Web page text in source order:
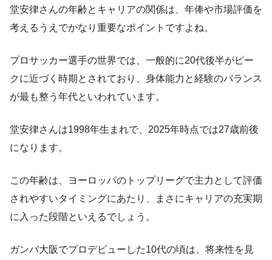
堂安律さんの年齢とキャリアの関係は、年俸や市場評価を
考えるうえでかなり重要なポイントですよね。
プロサッカー選手の世界では、一般的に20代後半がピー
クに近づく時期とされており、身体能力と経験のバランス
が最も整う年代といわれています。
堂安律さんは1998年生まれで、2025年時点では27歳前後
になります。
この年齢は、ヨーロッパのトップリーグで主力として評価
されやすいタイミングにあたり、まさにキャリアの充実期
に入った段階といえるでしょう。
ガンバ大阪でプロデビューした10代の頃は、将来性を見